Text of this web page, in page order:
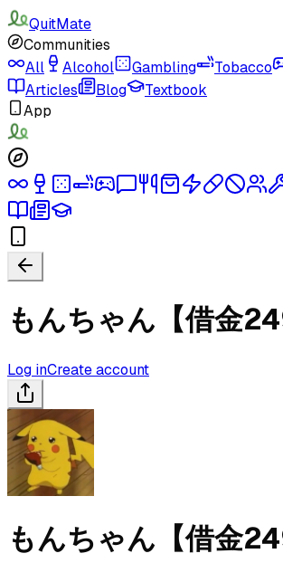
QuitMate
Communities
All
Alcohol Gambling Tobacco
Articles
Blog
Textbook
App
もんちゃん【借金
Log inCreate account
もんちゃん【借金